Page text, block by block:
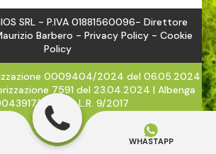
SRL - P.IVA 01881560096- Direttore
Barbero - Privacy Policy - Cookie
Policy
0009404/2024 del 06.05.2024
7591 del 23.04.2024 | Albenga
2024 - L.R. 9/2017
WHASTAPP